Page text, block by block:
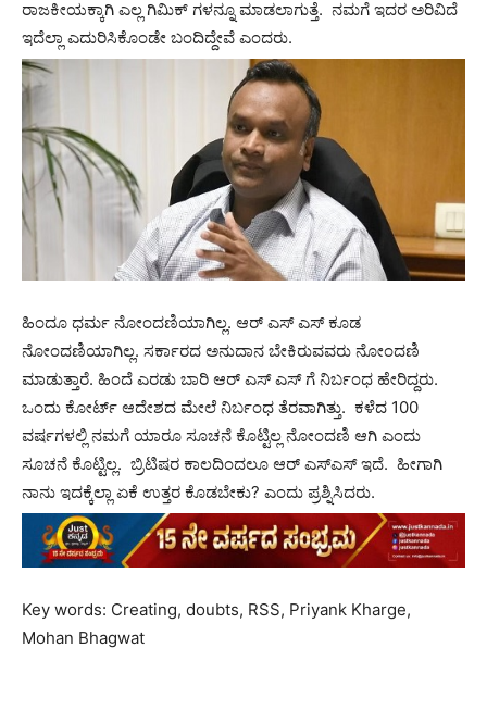
ರಾಜಕೀಯಕ್ಕಾಗಿ ಎಲ್ಲ ಗಿಮಿಕ್ ಗಳನ್ನೂ ಮಾಡಲಾಗುತ್ತೆ. ನಮಗೆ ಇದರ ಅರಿವಿದೆ
ಇದೆಲ್ಲಾ ಎದುರಿಸಿಕೊಂಡೇ ಬಂದಿದ್ದೇವೆ ಎಂದರು.
ಹಿಂದೂ ಧರ್ಮ ನೋಂದಣಿಯಾಗಿಲ್ಲ. ಆರ್ ಎಸ್ ಎಸ್ ಕೂಡ
ನೋಂದಣಿಯಾಗಿಲ್ಲ. ಸರ್ಕಾರದ ಅನುದಾನ ಬೇಕಿರುವವರು ನೋಂದಣಿ
ಮಾಡುತ್ತಾರೆ. ಹಿಂದೆ ಎರಡು ಬಾರಿ ಆರ್ ಎಸ್ ಎಸ್ ಗೆ ನಿರ್ಬಂಧ ಹೇರಿದ್ದರು.
ಒಂದು ಕೋರ್ಟ್ ಆದೇಶದ ಮೇಲೆ ನಿರ್ಬಂಧ ತೆರವಾಗಿತ್ತು. ಕಳೆದ 100
ವರ್ಷಗಳಲ್ಲಿ ನಮಗೆ ಯಾರೂ ಸೂಚನೆ ಕೊಟ್ಟಿಲ್ಲ ನೋಂದಣಿ ಆಗಿ ಎಂದು
ಸೂಚನೆ ಕೊಟ್ಟಿಲ್ಲ. ಬ್ರಿಟಿಷರ ಕಾಲದಿಂದಲೂ ಆರ್ ಎಸ್ಎಸ್ ಇದೆ. ಹೀಗಾಗಿ
ನಾನು ಇದಕ್ಕೆಲ್ಲಾ ಏಕೆ ಉತ್ತರ ಕೊಡಬೇಕು? ಎಂದು ಪ್ರಶ್ನಿಸಿದರು.
Key words: Creating, doubts, RSS, Priyank Kharge,
Mohan Bhagwat